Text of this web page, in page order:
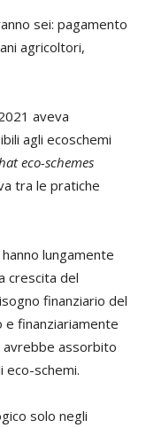
sei: pagamento
agricoltori,
aveva
agli ecoschemi
eco-schemes
tra le pratiche
lungamente
crescita del
finanziario del
finanziariamente
avrebbe assorbito
schemi.
solo negli